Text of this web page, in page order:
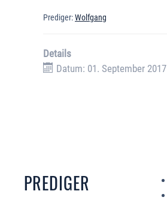
Prediger:Wolfgang
Details
Datum: 01. September 2017
PREDIGER